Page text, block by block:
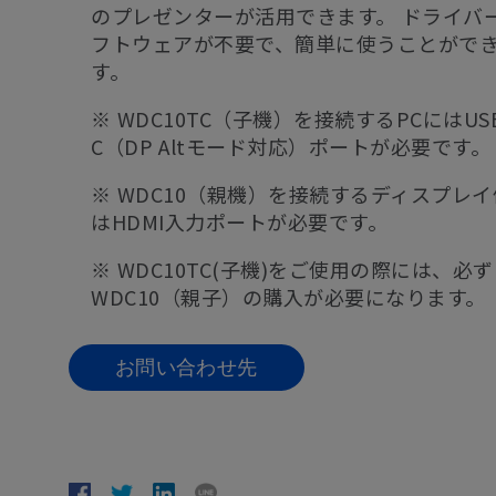
のプレゼンターが活用できます。 ドライバ
フトウェアが不要で、簡単に使うことがで
す。
※ WDC10TC（子機）を接続するPCには
C（DP Altモード対応）ポートが必要です。
※ WDC10（親機）を接続するディスプレイ
はHDMI入力ポートが必要です。
※ WDC10TC(子機)をご使用の際には、必ず
WDC10（親子）の購入が必要になります。
お問い合わせ先